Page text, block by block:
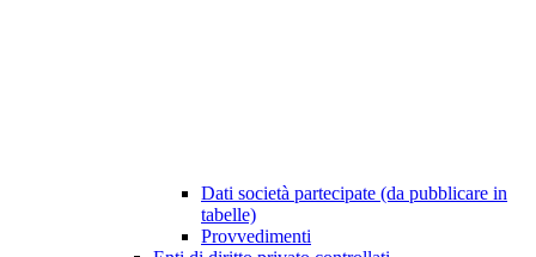
Dati società partecipate (da pubblicare in
tabelle)
Provvedimenti